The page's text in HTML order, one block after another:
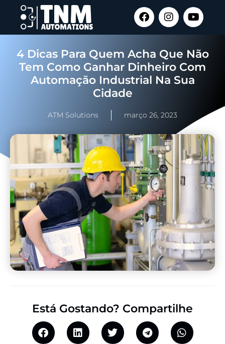
4 Dicas Para Quem Acha Que Não
Tem Como Ganhar Dinheiro Com
Automação Industrial Na Sua
Cidade
ATM Solutions março 26, 2023
Está Gostando? Compartilhe